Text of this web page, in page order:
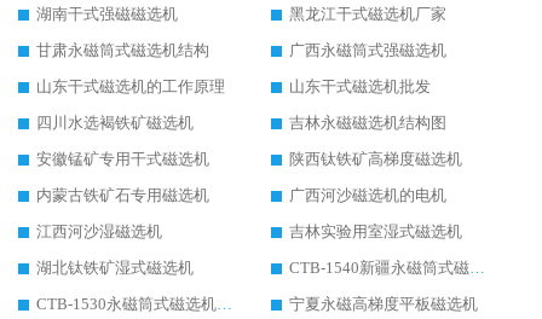
湖南干式强磁磁选机
黑龙江干式磁选机厂家
甘肃永磁筒式磁选机结构
广西永磁筒式强磁选机
山东干式磁选机的工作原理
山东干式磁选机批发
四川水选褐铁矿磁选机
吉林永磁磁选机结构图
安徽锰矿专用干式磁选机
陕西钛铁矿高梯度磁选机
内蒙古铁矿石专用磁选机
广西河沙磁选机的电机
江西河沙湿磁选机
吉林实验用室湿式磁选机
湖北钛铁矿湿式磁选机
CTB-1540新疆永磁筒式磁选机
CTB-1530永磁筒式磁选机代理商
宁夏永磁高梯度平板磁选机